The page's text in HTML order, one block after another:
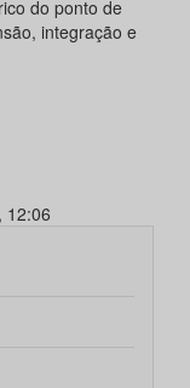
do ponto de
integração e
12:06